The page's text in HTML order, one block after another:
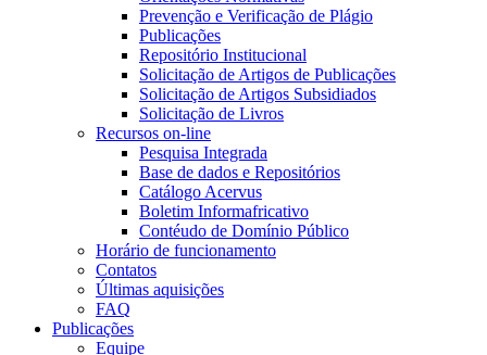
Prevenção e Verificação de Plágio
Publicações
Repositório Institucional
Solicitação de Artigos de Publicações
Solicitação de Artigos Subsidiados
Solicitação de Livros
Recursos on-line
Pesquisa Integrada
Base de dados e Repositórios
Catálogo Acervus
Boletim Informafricativo
Contéudo de Domínio Público
Horário de funcionamento
Contatos
Últimas aquisições
FAQ
Publicações
Equipe